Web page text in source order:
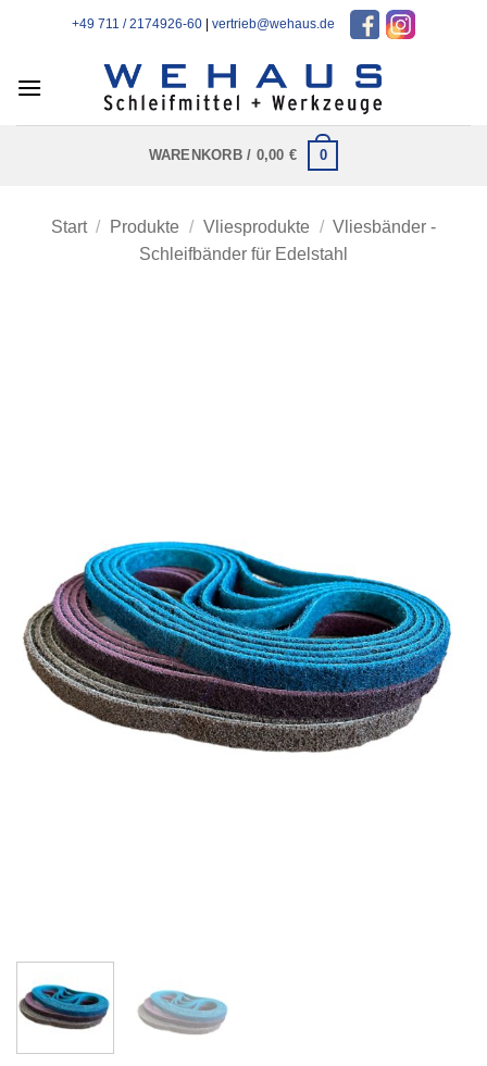
+49 711 / 2174926-60 vertrieb@wehaus.de
WARENKORB / 0,00 € 0
Start / Produkte / Vliesprodukte / Vliesbänder -
Schleifbänder für Edelstahl